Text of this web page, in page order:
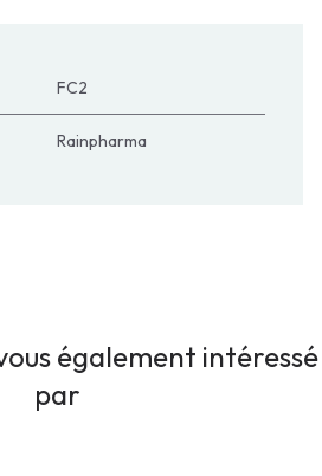
FC2
Rainpharma
également intéressé
par